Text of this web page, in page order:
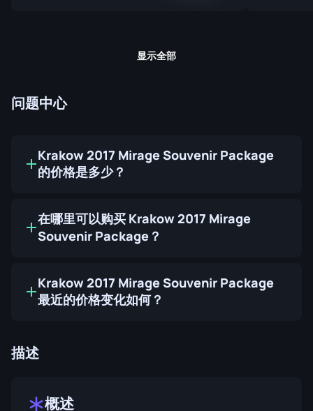
显示全部
问题中心
Krakow 2017 Mirage Souvenir Package
的价格是多少？
在哪里可以购买 Krakow 2017 Mirage
Souvenir Package？
Krakow 2017 Mirage Souvenir Package
最近的价格变化如何？
描述
概述